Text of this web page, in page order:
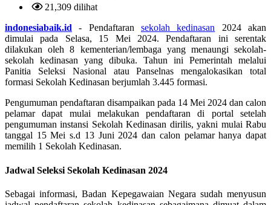
21,309 dilihat
indonesiabaik.id - Pendaftaran sekolah kedinasan 2024 akan
dimulai pada Selasa, 15 Mei 2024. Pendaftaran ini serentak
dilakukan oleh 8 kementerian/lembaga yang menaungi sekolah-
sekolah kedinasan yang dibuka. Tahun ini Pemerintah melalui
Panitia Seleksi Nasional atau Panselnas mengalokasikan total
formasi Sekolah Kedinasan berjumlah 3.445 formasi.
Pengumuman pendaftaran disampaikan pada 14 Mei 2024 dan calon
pelamar dapat mulai melakukan pendaftaran di portal setelah
pengumuman instansi Sekolah Kedinasan dirilis, yakni mulai Rabu
tanggal 15 Mei s.d 13 Juni 2024 dan calon pelamar hanya dapat
memilih 1 Sekolah Kedinasan.
Jadwal Seleksi Sekolah Kedinasan 2024
Sebagai informasi, Badan Kepegawaian Negara sudah menyusun